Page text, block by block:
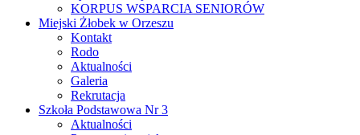
KORPUS WSPARCIA SENIORÓW
Miejski Żłobek w Orzeszu
Kontakt
Rodo
Aktualności
Galeria
Rekrutacja
Szkoła Podstawowa Nr 3
Aktualności